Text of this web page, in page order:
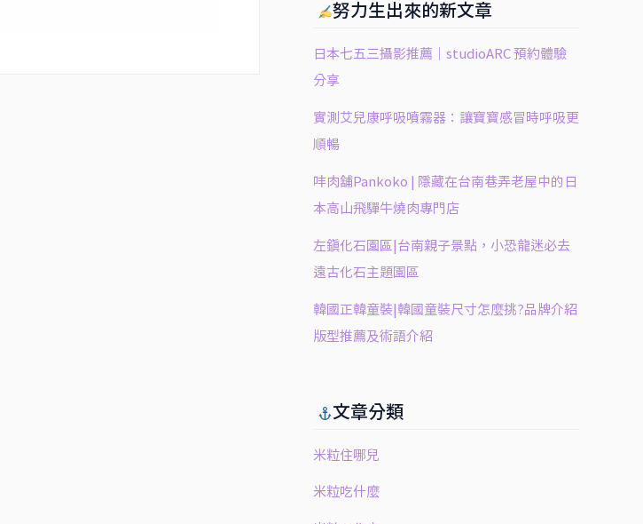
努力生出來的新文章
日本七五三攝影推薦｜studioARC 預約體驗
分享
實測艾兒康呼吸噴霧器：讓寶寶感冒時呼吸更
順暢
㕩肉舖Pankoko | 隱藏在台南巷弄老屋中的日
本高山飛驒牛燒肉專門店
左鎮化石園區|台南親子景點，小恐龍迷必去
遠古化石主題園區
韓國正韓童裝|韓國童裝尺寸怎麼挑?品牌介紹
版型推薦及術語介紹
文章分類
米粒住哪兒
米粒吃什麼